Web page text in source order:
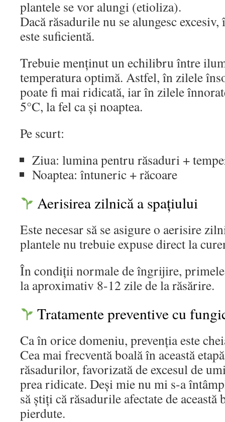
plantele se vor alungi (etioliza).
Dacă răsadurile nu se alungesc
este suficientă.
Trebuie menținut un echilibru între
temperatura optimă. Astfel, în zilele
poate fi mai ridicată, iar în zilele
5°C, la fel ca și noaptea.
Pe scurt:
Ziua: lumina pentru răsaduri +
Noaptea: întuneric + răcoare
Aerisirea zilnică a spațiului
Este necesar să se asigure o aerisire
plantele nu trebuie expuse direct la
În condiții normale de îngrijire, primele
la aproximativ 8-12 zile de la răsărire.
Tratamente preventive cu
Ca în orice domeniu, prevenția este
Cea mai frecventă boală în această
răsadurilor, favorizată de excesul de
prea ridicate. Deși mie nu mi s-a
să știți că răsadurile afectate de
pierdute.